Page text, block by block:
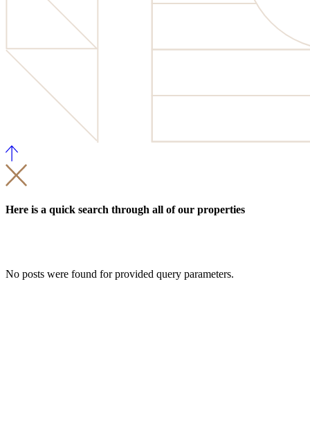
Here is a quick search through all of our properties
No posts were found for provided query parameters.